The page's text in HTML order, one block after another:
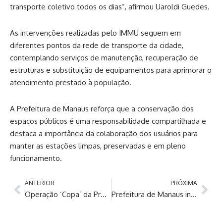
transporte coletivo todos os dias”, afirmou Uaroldi Guedes.
As intervenções realizadas pelo IMMU seguem em
diferentes pontos da rede de transporte da cidade,
contemplando serviços de manutenção, recuperação de
estruturas e substituição de equipamentos para aprimorar o
atendimento prestado à população.
A Prefeitura de Manaus reforça que a conservação dos
espaços públicos é uma responsabilidade compartilhada e
destaca a importância da colaboração dos usuários para
manter as estações limpas, preservadas e em pleno
funcionamento.
ANTERIOR
Operação ‘Copa’ da Prefeitura de Manaus intensifica fiscalização de trânsito durante partida da Seleção Brasileira de Futebol
PRÓXIMA
Prefeitura de Manaus intensifica campanha ‘Junho Violeta’ no Terminal 5 e reforça a proteção aos direitos da pessoa idosa